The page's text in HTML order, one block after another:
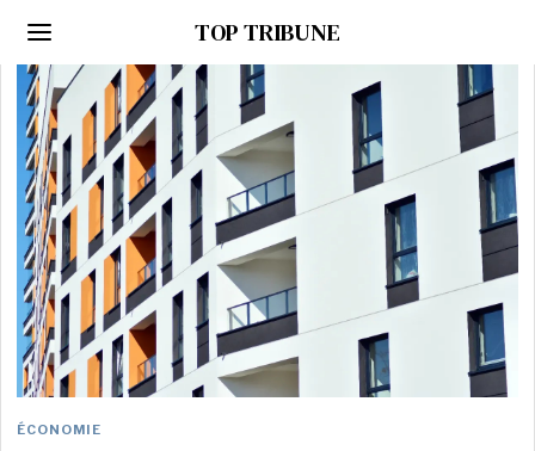
TOP TRIBUNE
ÉCONOMIE